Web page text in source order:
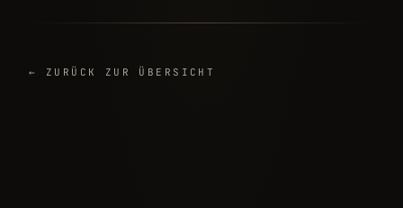
← ZURÜCK ZUR ÜBERSICHT